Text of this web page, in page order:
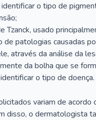
o tipo de
Tzanck, usado
de patologias causadas
através da análise da
da bolha que se
o tipo de doença.
variam de acordo
disso, o dermatologista